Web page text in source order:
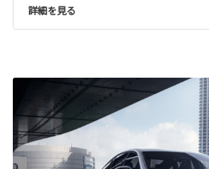
詳細を見る